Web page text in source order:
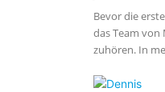
Bevor die
das Team von
zuhören. In